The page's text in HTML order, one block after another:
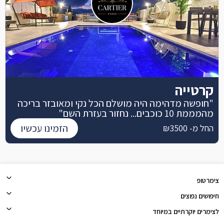
קרטייה
"חופשה מדהימה היה מושלם הכל נקי ומאובזר בריכה
מהמממת 10 כוכבים... נחזור בעזרת השם"
החל מ- ₪3500 הזמינו עכשיו
צימרטופ
חיפושים נפוצים
לצימרים יוקרתיים במיוחד